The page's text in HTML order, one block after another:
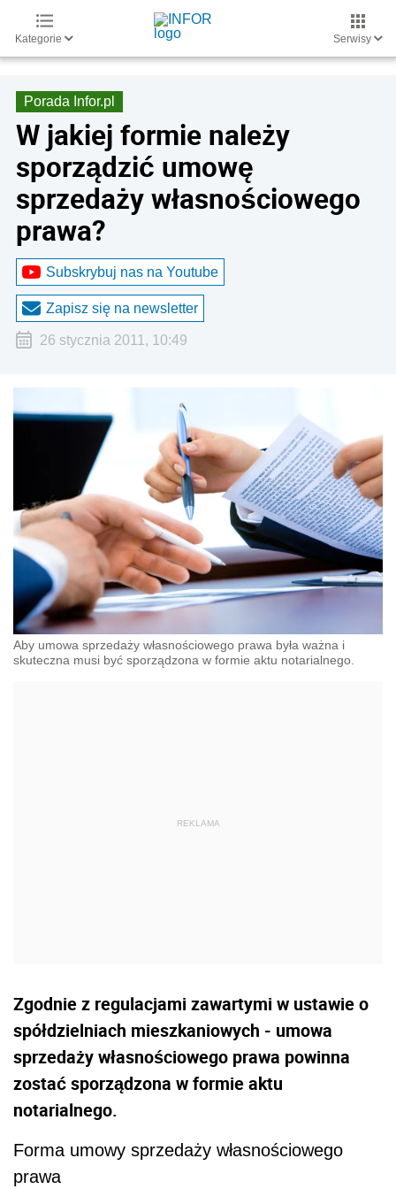
Kategorie Serwisy
Porada Infor.pl
W jakiej formie należy
sporządzić umowę
sprzedaży własnościowego
prawa?
Subskrybuj nas na Youtube
Zapisz się na newsletter
26 stycznia 2011, 10:49
Aby umowa sprzedaży własnościowego prawa była ważna i
skuteczna musi być sporządzona w formie aktu notarialnego.
Zgodnie z regulacjami zawartymi w ustawie o
spółdzielniach mieszkaniowych - umowa
sprzedaży własnościowego prawa powinna
zostać sporządzona w formie aktu
notarialnego.
Forma umowy sprzedaży własnościowego
prawa